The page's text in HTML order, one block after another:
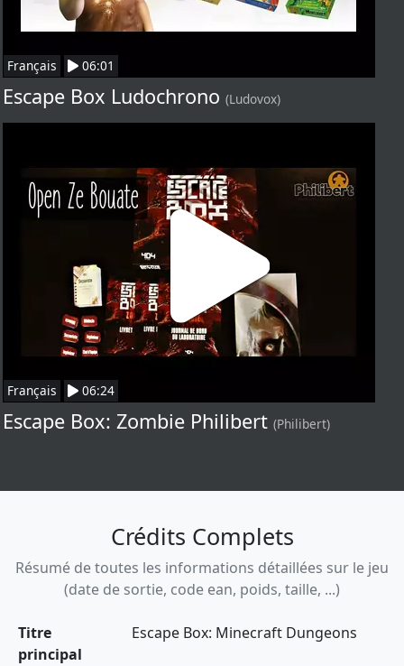
Français 06:01
Escape Box Ludochrono (Ludovox)
Français 06:24
Escape Box: Zombie Philibert (Philibert)
Crédits Complets
Résumé de toutes les informations détaillées sur le jeu
(date de sortie, code ean, poids, taille, ...)
Titre
principal
Escape Box: Minecraft Dungeons